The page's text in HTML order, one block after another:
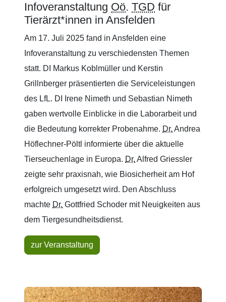
Infoveranstaltung Oö. TGD für
Tierärzt*innen in Ansfelden
Am 17. Juli 2025 fand in Ansfelden eine
Infoveranstaltung zu verschiedensten Themen
statt. DI Markus Koblmüller und Kerstin
Grillnberger präsentierten die Serviceleistungen
des LfL. DI Irene Nimeth und Sebastian Nimeth
gaben wertvolle Einblicke in die Laborarbeit und
die Bedeutung korrekter Probenahme. Dr. Andrea
Höflechner-Pöltl informierte über die aktuelle
Tierseuchenlage in Europa. Dr. Alfred Griessler
zeigte sehr praxisnah, wie Biosicherheit am Hof
erfolgreich umgesetzt wird. Den Abschluss
machte Dr. Gottfried Schoder mit Neuigkeiten aus
dem Tiergesundheitsdienst.
zur Veranstaltung